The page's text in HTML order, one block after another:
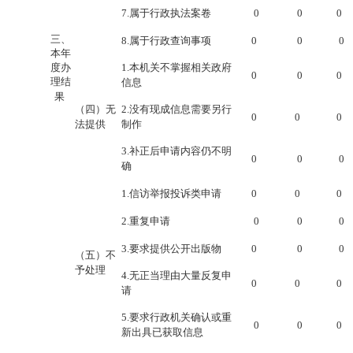
三、
本年
度办
理结
果
7.属于行政执法案卷 0 0 0
8.属于行政查询事项 0 0 0
（四）无
法提供
1.本机关不掌握相关政府
信息
0 0 0
2.没有现成信息需要另行
制作
0 0 0
3.补正后申请内容仍不明
确
0 0 0
（五）不
予处理
1.信访举报投诉类申请 0 0 0
2.重复申请 0 0 0
3.要求提供公开出版物 0 0 0
4.无正当理由大量反复申
请
0 0 0
5.要求行政机关确认或重
新出具已获取信息
0 0 0